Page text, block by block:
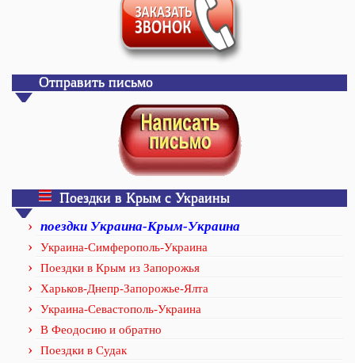
Отправить письмо
Поездки в Крым с Украины
поездки Украина-Крым-Украина
Украина-Симферополь-Украина
Поездки в Крым из Запорожья
Харьков-Днепр-Запорожье-Ялта
Украина-Севастополь-Украина
В Феодосию и обратно
Поездки в Судак